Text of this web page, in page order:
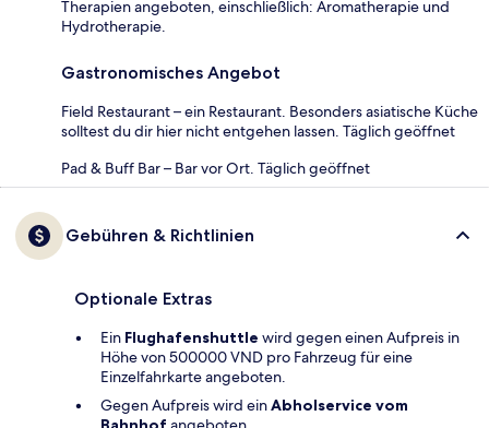
Therapien angeboten, einschließlich: Aromatherapie und
Hydrotherapie.
Gastronomisches Angebot
Field Restaurant – ein Restaurant. Besonders asiatische Küche
solltest du dir hier nicht entgehen lassen. Täglich geöffnet
Pad & Buff Bar – Bar vor Ort. Täglich geöffnet
Gebühren & Richtlinien
Optionale Extras
Ein Flughafenshuttle wird gegen einen Aufpreis in
Höhe von 500000 VND pro Fahrzeug für eine
Einzelfahrkarte angeboten.
Gegen Aufpreis wird einAbholservice vom